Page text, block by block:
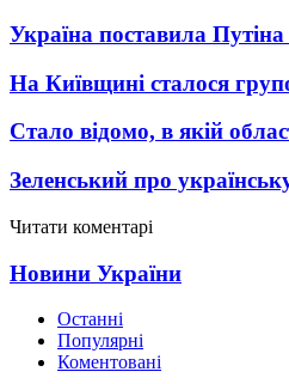
Україна поставила
На Київщині сталося
Стало відомо, в якій
Зеленський про
Читати коментарі
Новини України
Останні
Популярні
Коментовані